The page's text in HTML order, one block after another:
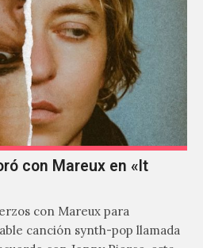
con Mareux en «It
con Mareux para
canción synth-pop llamada